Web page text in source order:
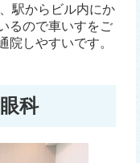
駅からビル内にか
るので車いすをご
院しやすいです。
科